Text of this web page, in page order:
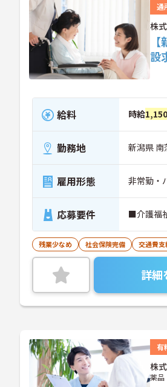
通
株
設
給料 時給
勤務地 新潟県
雇用形態 非常勤・
応募要件 ■介護福
残業少なめ 社会保険完備 交通費支
詳細
有
株
薬品